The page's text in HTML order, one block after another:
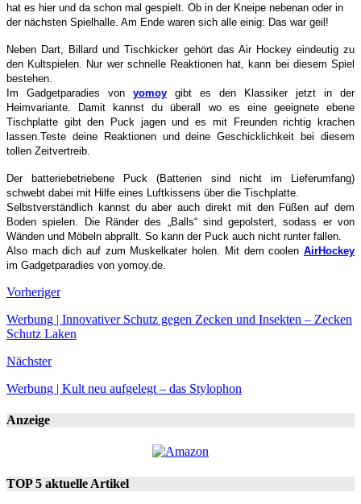
hat es hier und da schon mal gespielt. Ob in der Kneipe nebenan oder in
der nächsten Spielhalle. Am Ende waren sich alle einig: Das war geil!
Neben Dart, Billard und Tischkicker gehört das Air Hockey eindeutig zu
den Kultspielen. Nur wer schnelle Reaktionen hat, kann bei diesem Spiel
bestehen.
Im Gadgetparadies von yomoy gibt es den Klassiker jetzt in der
Heimvariante. Damit kannst du überall wo es eine geeignete ebene
Tischplatte gibt den Puck jagen und es mit Freunden richtig krachen
lassen.Teste deine Reaktionen und deine Geschicklichkeit bei diesem
tollen Zeitvertreib.
Der batteriebetriebene Puck (Batterien sind nicht im Lieferumfang)
schwebt dabei mit Hilfe eines Luftkissens über die Tischplatte.
Selbstverständlich kannst du aber auch direkt mit den Füßen auf dem
Boden spielen. Die Ränder des „Balls“ sind gepolstert, sodass er von
Wänden und Möbeln abprallt. So kann der Puck auch nicht runter fallen.
Also mach dich auf zum Muskelkater holen. Mit dem coolen AirHockey
im Gadgetparadies von yomoy.de.
Vorheriger
Werbung | Innovativer Schutz gegen Zecken und Insekten – Zecken
Schutz Laken
Nächster
Werbung | Kult neu aufgelegt – das Stylophon
Anzeige
TOP 5 aktuelle Artikel